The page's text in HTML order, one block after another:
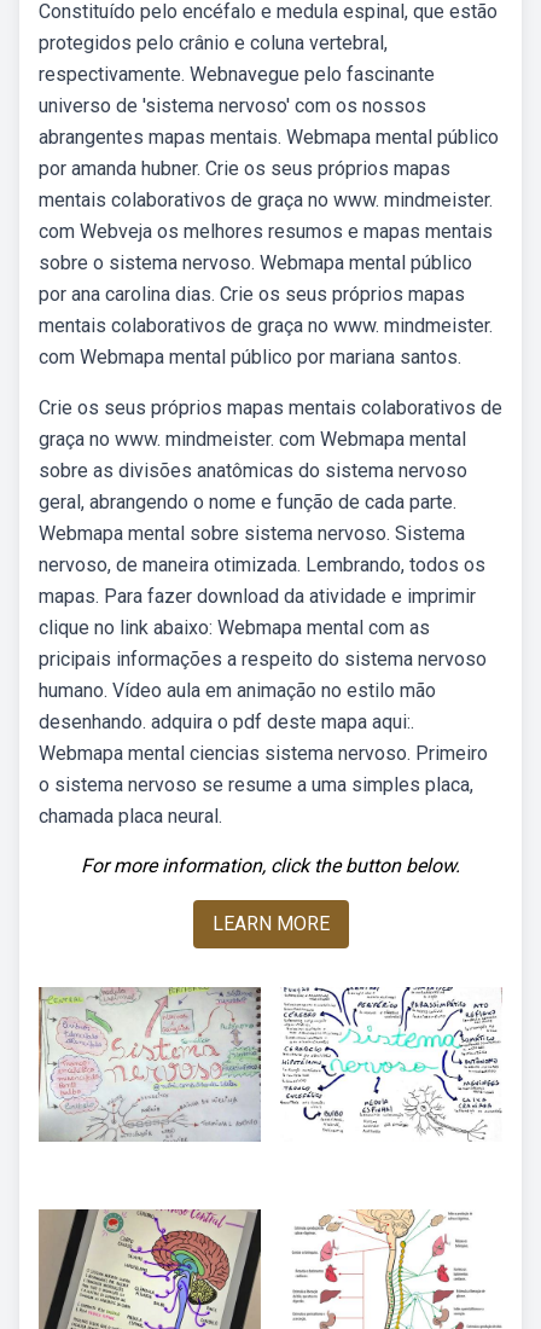
Constituído pelo encéfalo e medula espinal, que estão
protegidos pelo crânio e coluna vertebral,
respectivamente. Webnavegue pelo fascinante
universo de 'sistema nervoso' com os nossos
abrangentes mapas mentais. Webmapa mental público
por amanda hubner. Crie os seus próprios mapas
mentais colaborativos de graça no www. mindmeister.
com Webveja os melhores resumos e mapas mentais
sobre o sistema nervoso. Webmapa mental público
por ana carolina dias. Crie os seus próprios mapas
mentais colaborativos de graça no www. mindmeister.
com Webmapa mental público por mariana santos.
Crie os seus próprios mapas mentais colaborativos de
graça no www. mindmeister. com Webmapa mental
sobre as divisões anatômicas do sistema nervoso
geral, abrangendo o nome e função de cada parte.
Webmapa mental sobre sistema nervoso. Sistema
nervoso, de maneira otimizada. Lembrando, todos os
mapas. Para fazer download da atividade e imprimir
clique no link abaixo: Webmapa mental com as
pricipais informações a respeito do sistema nervoso
humano. Vídeo aula em animação no estilo mão
desenhando. adquira o pdf deste mapa aqui:.
Webmapa mental ciencias sistema nervoso. Primeiro
o sistema nervoso se resume a uma simples placa,
chamada placa neural.
For more information, click the button below.
LEARN MORE